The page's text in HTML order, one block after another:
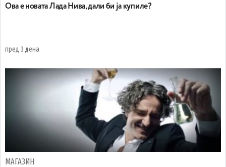
Ова е новата Лада Нива, дали би ја купиле?
пред 3 дена
МАГАЗИН